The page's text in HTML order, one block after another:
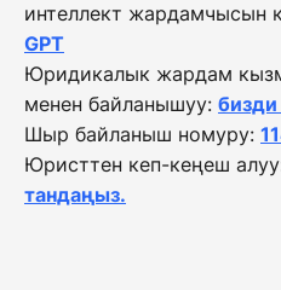
интеллект жардамчысын
GPT
Юридикалык жардам
менен байланышуу:
Шыр байланыш номуру:
Юристтен кеп-кеңеш
тандаңыз.